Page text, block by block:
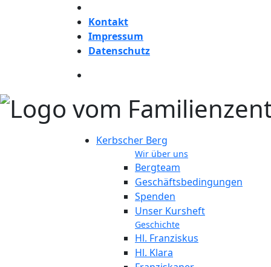
Kontakt
Impressum
Datenschutz
Kerbscher Berg
Wir über uns
Bergteam
Geschäftsbedingungen
Spenden
Unser Kursheft
Geschichte
Hl. Franziskus
Hl. Klara